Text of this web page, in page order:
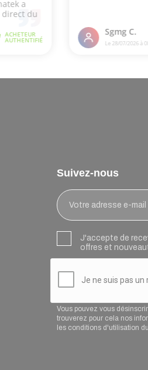
Suivez-nous
J'accepte de
offres et
Vous pouvez vous
trouverez pour cela nos
les conditions d'utilisation